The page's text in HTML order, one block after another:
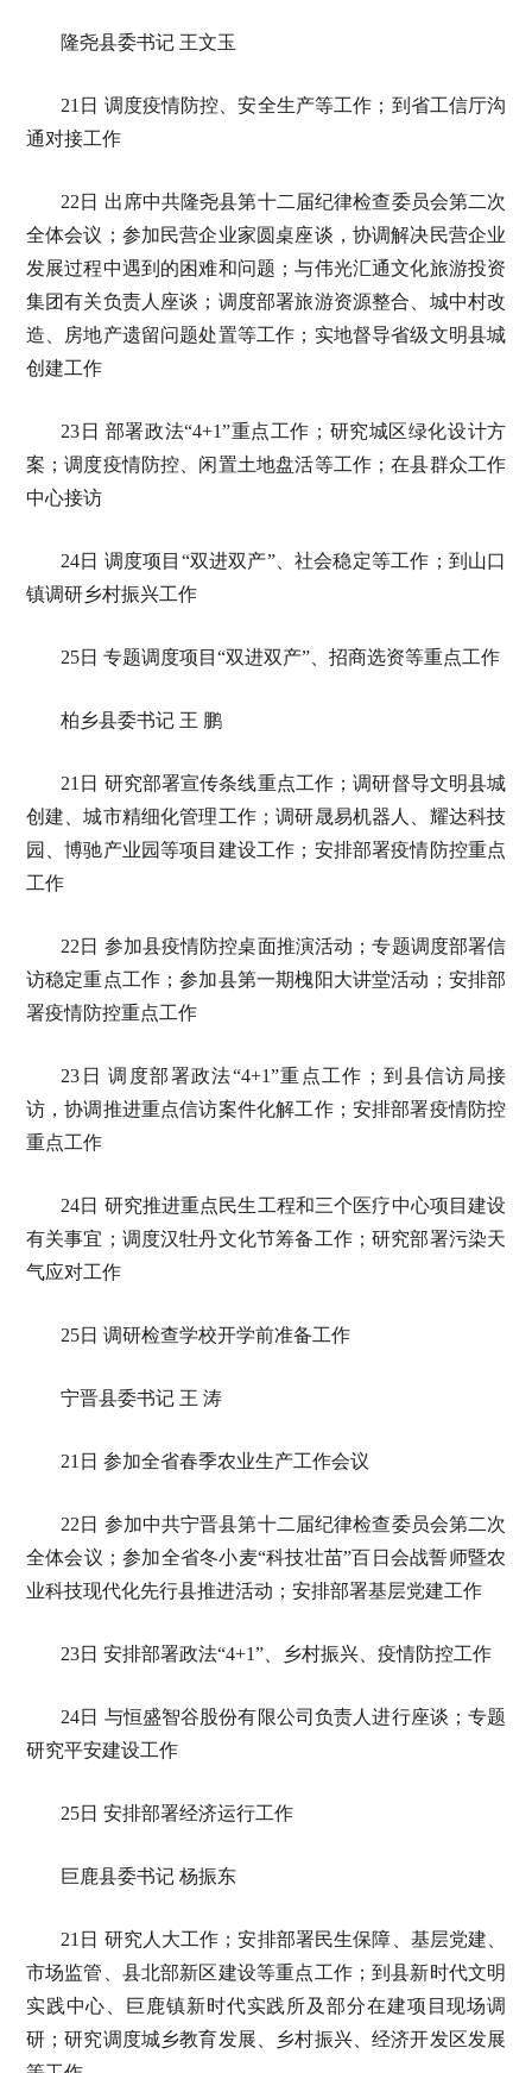
隆尧县委书记 王文玉
21日 调度疫情防控、安全生产等工作；到省工信厅沟
通对接工作
22日 出席中共隆尧县第十二届纪律检查委员会第二次
全体会议；参加民营企业家圆桌座谈，协调解决民营企业
发展过程中遇到的困难和问题；与伟光汇通文化旅游投资
集团有关负责人座谈；调度部署旅游资源整合、城中村改
造、房地产遗留问题处置等工作；实地督导省级文明县城
创建工作
23日 部署政法“4+1”重点工作；研究城区绿化设计方
案；调度疫情防控、闲置土地盘活等工作；在县群众工作
中心接访
24日 调度项目“双进双产”、社会稳定等工作；到山口
镇调研乡村振兴工作
25日 专题调度项目“双进双产”、招商选资等重点工作
柏乡县委书记 王 鹏
21日 研究部署宣传条线重点工作；调研督导文明县城
创建、城市精细化管理工作；调研晟易机器人、耀达科技
园、博驰产业园等项目建设工作；安排部署疫情防控重点
工作
22日 参加县疫情防控桌面推演活动；专题调度部署信
访稳定重点工作；参加县第一期槐阳大讲堂活动；安排部
署疫情防控重点工作
23日 调度部署政法“4+1”重点工作；到县信访局接
访，协调推进重点信访案件化解工作；安排部署疫情防控
重点工作
24日 研究推进重点民生工程和三个医疗中心项目建设
有关事宜；调度汉牡丹文化节筹备工作；研究部署污染天
气应对工作
25日 调研检查学校开学前准备工作
宁晋县委书记 王 涛
21日 参加全省春季农业生产工作会议
22日 参加中共宁晋县第十二届纪律检查委员会第二次
全体会议；参加全省冬小麦“科技壮苗”百日会战誓师暨农
业科技现代化先行县推进活动；安排部署基层党建工作
23日 安排部署政法“4+1”、乡村振兴、疫情防控工作
24日 与恒盛智谷股份有限公司负责人进行座谈；专题
研究平安建设工作
25日 安排部署经济运行工作
巨鹿县委书记 杨振东
21日 研究人大工作；安排部署民生保障、基层党建、
市场监管、县北部新区建设等重点工作；到县新时代文明
实践中心、巨鹿镇新时代实践所及部分在建项目现场调
研；研究调度城乡教育发展、乡村振兴、经济开发区发展